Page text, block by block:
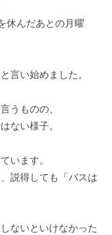
休んだあとの月曜
言い始めました。
うものの、
ない様子。
います。
説得しても「バスは
ないといけなかった